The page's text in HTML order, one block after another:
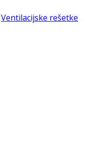
Ventilacijske rešetke